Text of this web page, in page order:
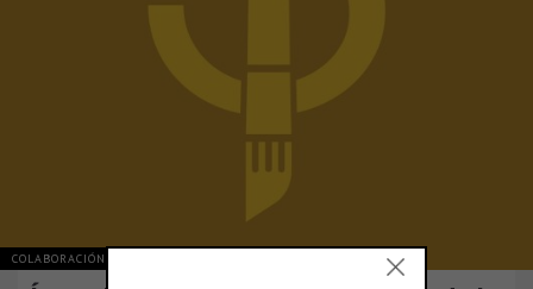
COLABORACIÓN Y OPINIÓN